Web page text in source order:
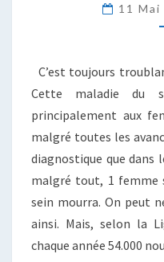
11 Mai
C’est toujours
Cette maladie du
principalement aux
malgré toutes les
diagnostique que
malgré tout, 1 femme
sein mourra. On peut
ainsi. Mais, selon la
chaque année 54.000